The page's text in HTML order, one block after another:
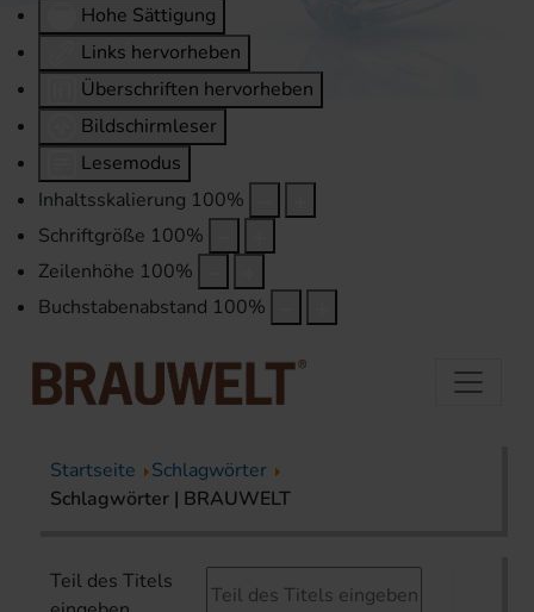
Hohe Sättigung
Links hervorheben
Überschriften hervorheben
Bildschirmleser
Lesemodus
Inhaltsskalierung 100%
Schriftgröße 100%
Zeilenhöhe 100%
Buchstabenabstand 100%
Startseite
Schlagwörter
Schlagwörter | BRAUWELT
Teil des Titels